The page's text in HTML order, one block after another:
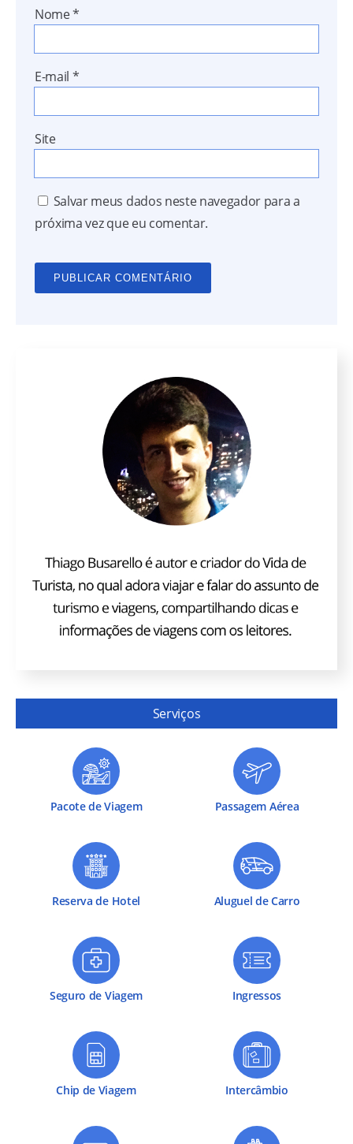
Nome*
E-mail *
Site
Salvar meus dados neste navegador para a
próxima vez que eu comentar.
Serviços
Pacote de Viagem Passagem Aérea
Reserva de Hotel Aluguel de Carro
Seguro de Viagem Ingressos
Chip de Viagem Intercâmbio